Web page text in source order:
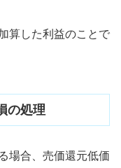
算した利益のことで
の処理
場合、売価還元低価